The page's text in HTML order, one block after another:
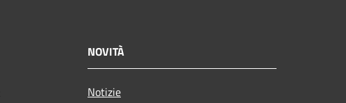
NOVITÀ
Notizie